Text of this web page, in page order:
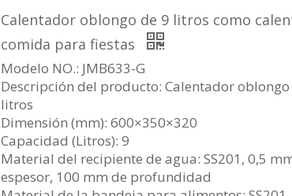
Calentador oblongo de 9 litros como
comida para fiestas
Modelo NO.: JMB633-G
Descripción del producto: Calentador oblongo
litros
Dimensión (mm): 600×350×320
Capacidad (Litros): 9
Material del recipiente de agua: SS201, 0,5
espesor, 100 mm de profundidad